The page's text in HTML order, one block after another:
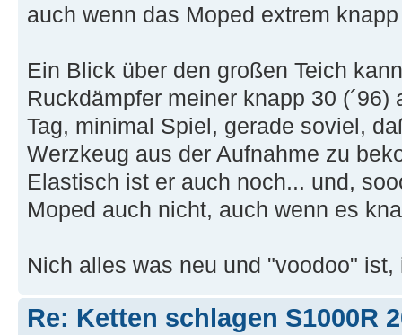
auch wenn das Moped extrem
Ein Blick über den großen Teich
Ruckdämpfer meiner knapp 30
Tag, minimal Spiel, gerade soviel,
Werzkeug aus der Aufnahme zu
Elastisch ist er auch noch... und,
Moped auch nicht, auch wenn es
Nich alles was neu und "voodoo"
Re: Ketten schlagen S1000R